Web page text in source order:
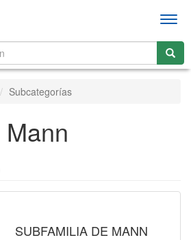
Subcategorías
Mann
SUBFAMILIA DE MANN